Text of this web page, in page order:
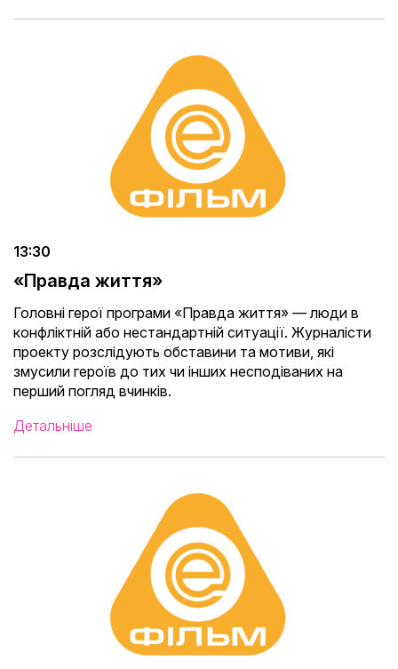
13:30
«Правда життя»
Головні герої програми «Правда життя» — люди в
конфліктній або нестандартній ситуації. Журналісти
проекту розслідують обставини та мотиви, які
змусили героїв до тих чи інших несподіваних на
перший погляд вчинків.
Детальніше